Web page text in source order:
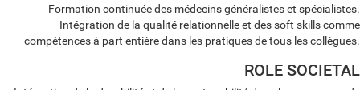
Formation continuée des médecins généralistes et spécialistes.
Intégration de la qualité relationnelle et des soft skills comme
compétences à part entière dans les pratiques de tous les collègues.
ROLE SOCIETAL